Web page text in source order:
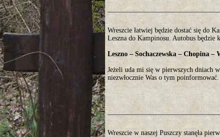
Wreszcie łatwiej będzie dostać się do
Leszna do Kampinosu. Autobus będzie
Leszno – Sochaczewska – Chopina
Jeżeli uda mi się w pierwszych dniach
niezwłocznie Was o tym poinformować.
Wreszcie w naszej Puszczy stanęła